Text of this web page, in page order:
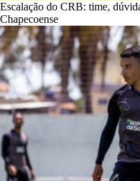
Escalação do CRB: time,
Chapecoense